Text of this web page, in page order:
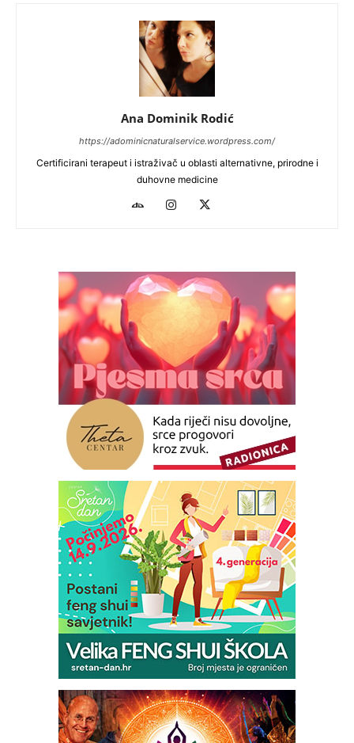
Ana Dominik Rodić
https://adominicnaturalservice.wordpress.com/
Certificirani terapeut i istraživač u oblasti alternativne, prirodne i
duhovne medicine